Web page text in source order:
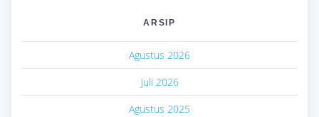
ARSIP
Agustus 2026
Juli 2026
Agustus 2025